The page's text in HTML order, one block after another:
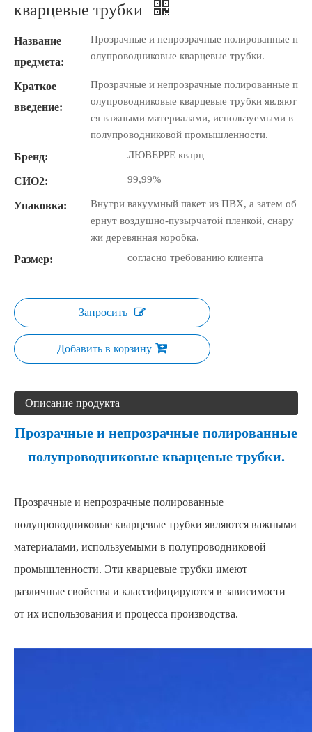
кварцевые трубки
Название
предмета:
Прозрачные и непрозрачные полированные п
олупроводниковые кварцевые трубки.
Краткое
введение:
Прозрачные и непрозрачные полированные п
олупроводниковые кварцевые трубки являют
ся важными материалами, используемыми в
полупроводниковой промышленности.
Бренд: ЛЮВЕРРЕ кварц
СИО2: 99,99%
Упаковка:
Внутри вакуумный пакет из ПВХ, а затем об
ернут воздушно-пузырчатой ​​пленкой, снару
жи деревянная коробка.
Размер: согласно требованию клиента
Запросить
Добавить в корзину
Описание продукта
Прозрачные и непрозрачные полированные
полупроводниковые кварцевые трубки.
Прозрачные и непрозрачные полированные
полупроводниковые кварцевые трубки являются важными
материалами, используемыми в полупроводниковой
промышленности. Эти кварцевые трубки имеют
различные свойства и классифицируются в зависимости
от их использования и процесса производства.